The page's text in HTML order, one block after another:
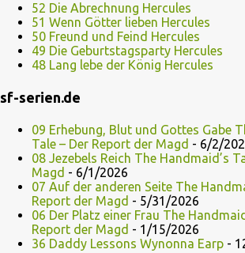
52 Die Abrechnung Hercules
51 Wenn Götter lieben Hercules
50 Freund und Feind Hercules
49 Die Geburtstagsparty Hercules
48 Lang lebe der König Hercules
sf-serien.de
09 Erhebung, Blut und Gottes Gabe
Tale – Der Report der Magd - 6/2/
08 Jezebels Reich The Handmaid’s
Magd - 6/1/2026
07 Auf der anderen Seite The
Report der Magd - 5/31/2026
06 Der Platz einer Frau The
Report der Magd - 1/15/2026
36 Daddy Lessons Wynonna Earp -